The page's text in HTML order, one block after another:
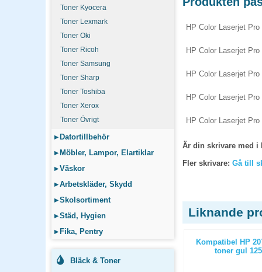
Toner Kyocera
Toner Lexmark
Toner Oki
Toner Ricoh
Toner Samsung
Toner Sharp
Toner Toshiba
Toner Xerox
Toner Övrigt
▸ Datortillbehör
▸ Möbler, Lampor, Elartiklar
▸Väskor
▸Arbetskläder, Skydd
▸Skolsortiment
▸Städ, Hygien
▸ Fika, Pentry
Bläck & Toner
HP Color Laserjet Pro
HP Color Laserjet
HP Color Laserjet Pro
HP Color Laserjet
HP Color Laserjet
Är din skrivare med i
Fler skrivare: Gå till
Liknande
Kompatibel HP
toner gul